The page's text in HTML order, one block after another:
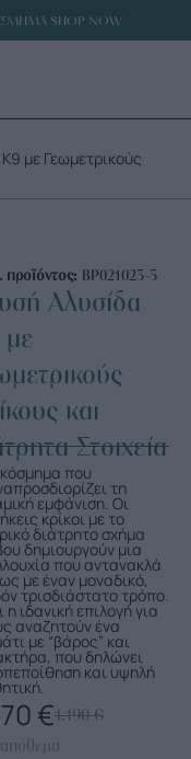
SHOP NOW
με Γεωμετρικούς
ΒΡ021023-5
Αλυσίδα
και
Στοιχεία
που
τη
εμφάνιση. Οι
κρίκοι με το
διάτρητο σχήμα
δημιουργούν μια
που αντανακλά
με έναν μοναδικό,
τρισδιάστατο τρόπο.
η ιδανική επιλογή για
αναζητούν ένα
με “βάρος” και
που δηλώνει
και υψηλή
1.190€
€